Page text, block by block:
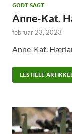
GODT SAGT
Anne-Kat.
februar 23, 2023
Anne-Kat.
LES HELE